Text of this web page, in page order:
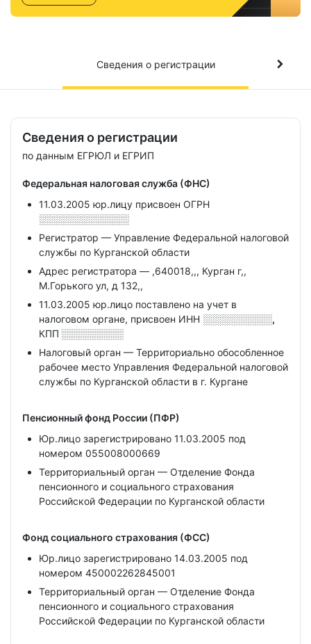
Сведения о регистрации
Сведения о регистрации
по данным ЕГРЮЛ и ЕГРИП
Федеральная налоговая служба (ФНС)
11.03.2005 юр.лицу присвоен ОГРН
░░░░░░░░░░░░░
Регистратор — Управление Федеральной налоговой
службы по Курганской области
Адрес регистратора — ,640018,,, Курган г,,
М.Горького ул, д 132,,
11.03.2005 юр.лицо поставлено на учет в
налоговом органе, присвоен ИНН ░░░░░░░░░░,
КПП ░░░░░░░░░
Налоговый орган — Территориально обособленное
рабочее место Управления Федеральной налоговой
службы по Курганской области в г. Кургане
Пенсионный фонд России (ПФР)
Юр.лицо зарегистрировано 11.03.2005 под
номером 055008000669
Территориальный орган — Отделение Фонда
пенсионного и социального страхования
Российской Федерации по Курганской области
Фонд социального страхования (ФСС)
Юр.лицо зарегистрировано 14.03.2005 под
номером 450002262845001
Территориальный орган — Отделение Фонда
пенсионного и социального страхования
Российской Федерации по Курганской области